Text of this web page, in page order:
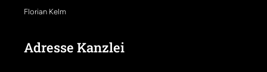
Florian Kelm
Adresse Kanzlei